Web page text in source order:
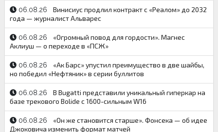
06.08.26
Винисиус продлил контракт с «Реалом» до 2032
года — журналист Альварес
06.08.26
«Огромный повод для гордости». Магнес
Аклиуш — о переходе в «ПСЖ»
06.08.26
«Ак Барс» упустил преимущество в две шайбы,
но победил «Нефтяник» в серии буллитов
06.08.26
В Bugatti представили уникальный гиперкар на
базе трекового Bolide с 1600-сильным W16
06.08.26
«Он же становится старше». Фонсека — об идее
Джоковича изменить формат матчей